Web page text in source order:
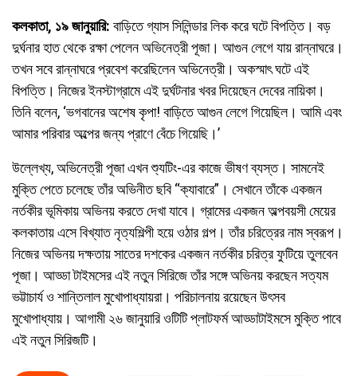
কলকাতা, ১৯ জানুয়ারি: বাড়িতে গ্যাস সিলিন্ডার লিক করে ঘটে বিপত্তি। বড়
দুর্ঘনার হাত থেকে রক্ষা পেলেন অভিনেত্রী পূজা। আগুন লেগে যায় রান্নাঘরে।
তখন সবে রান্নাঘরে প্রবেশ করেছিলেন অভিনেত্রী। অকস্মাৎ ঘটে এই
বিপত্তি। নিজের ইনস্টাগ্রামে এই দুর্ঘটনার খবর দিয়েছেন দেবের নায়িকা।
তিনি বলেন, ‘ভগবানের অশেষ কৃপা! বাড়িতে আগুন লেগে গিয়েছিল। আমি এবং
আমার পরিবার অল্পের জন্য প্রাণে বেঁচে গিয়েছি।’
উল্লেখ্য, অভিনেত্রী পূজা এখন শ্যুটিং-এর কাজে ভীষণ ব্যস্ত। সামনেই
মুক্তি পেতে চলেছে তাঁর অভিনীত ছবি “ক্যাবারে”। সেখানে তাঁকে একজন
নর্তকীর ভূমিকায় অভিনয় করতে দেখা যাবে। গ্রামের একজন অল্পবয়সী মেয়ের
কলকাতায় এসে বিখ্যাত নৃত্যশিল্পী হয়ে ওঠার গল্প। তাঁর চরিত্রের নাম স্বরূপ।
নিজের অভিনয় দক্ষতায় সাতের দশকের একজন নর্তকীর চরিত্র ফুটিয়ে তুলবেন
পূজা। আড্ডা টাইমসের এই নতুন সিরিজে তাঁর সঙ্গে অভিনয় করছেন সত্যম
ভট্টাচার্য ও শান্তিলাল মুখোপাধ্যায়রা। পরিচালনায় রয়েছেন উৎসব
মুখোপাধ্যায়। আগামী ২৬ জানুয়ারি ওটিটি প্লাটফর্ম আড্ডাটাইমসে মুক্তি পাবে
এই নতুন সিরিজটি।